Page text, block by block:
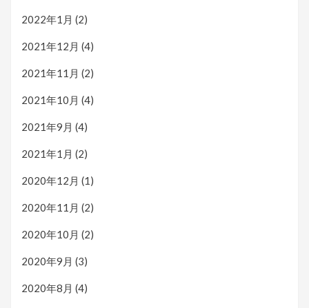
2022年1月 (2)
2021年12月 (4)
2021年11月 (2)
2021年10月 (4)
2021年9月 (4)
2021年1月 (2)
2020年12月 (1)
2020年11月 (2)
2020年10月 (2)
2020年9月 (3)
2020年8月 (4)